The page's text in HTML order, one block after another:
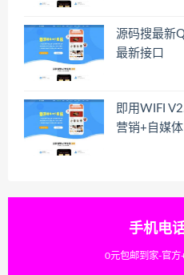
源码搜最新
最新接口
即用WIFI
营销+自媒
手机电
0元包邮到家-官方